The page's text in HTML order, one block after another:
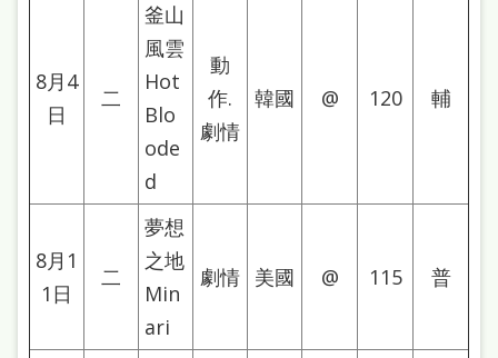
雙
彙
8月4
日
二
釜山
風雲
Hot
Blo
ode
d
動
作.
劇情
韓國 @ 120 輔
8月1
1日
二
夢想
之地
Min
ari
劇情 美國 @ 115 普